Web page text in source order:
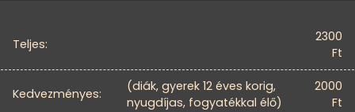
Teljes:
2300
Ft
Kedvezményes:
(diák, gyerek 12 éves korig,
nyugdíjas, fogyatékkal élő)
2000
Ft